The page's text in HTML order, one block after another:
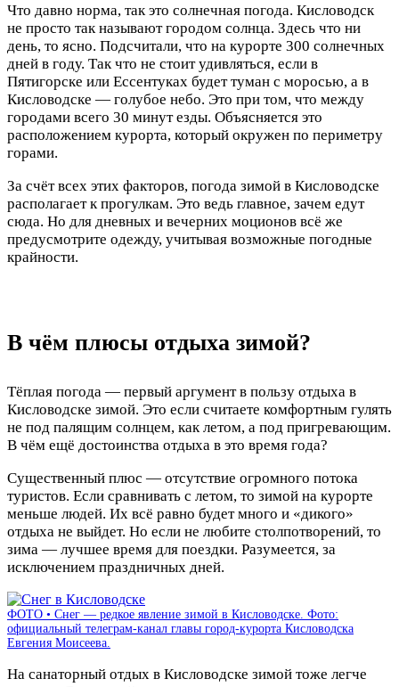
Что давно норма, так это солнечная погода. Кисловодск
не просто так называют городом солнца. Здесь что ни
день, то ясно. Подсчитали, что на курорте 300 солнечных
дней в году. Так что не стоит удивляться, если в
Пятигорске или Ессентуках будет туман с моросью, а в
Кисловодске — голубое небо. Это при том, что между
городами всего 30 минут езды. Объясняется это
расположением курорта, который окружен по периметру
горами.
За счёт всех этих факторов, погода зимой в Кисловодске
располагает к прогулкам. Это ведь главное, зачем едут
сюда. Но для дневных и вечерних моционов всё же
предусмотрите одежду, учитывая возможные погодные
крайности.
В чём плюсы отдыха зимой?
Тёплая погода — первый аргумент в пользу отдыха в
Кисловодске зимой. Это если считаете комфортным гулять
не под палящим солнцем, как летом, а под пригревающим.
В чём ещё достоинства отдыха в это время года?
Существенный плюс — отсутствие огромного потока
туристов. Если сравнивать с летом, то зимой на курорте
меньше людей. Их всё равно будет много и «дикого»
отдыха не выйдет. Но если не любите столпотворений, то
зима — лучшее время для поездки. Разумеется, за
исключением праздничных дней.
ФОТО • Снег — редкое явление зимой в Кисловодске. Фото:
официальный телеграм-канал главы город-курорта Кисловодска
Евгения Моисеева.
На санаторный отдых в Кисловодске зимой тоже легче